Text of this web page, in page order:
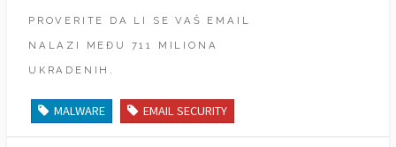
PROVERITE DA LI SE VAŠ EMAIL
NALAZI MEĐU 711 MILIONA
UKRADENIH.
MALWARE EMAIL SECURITY